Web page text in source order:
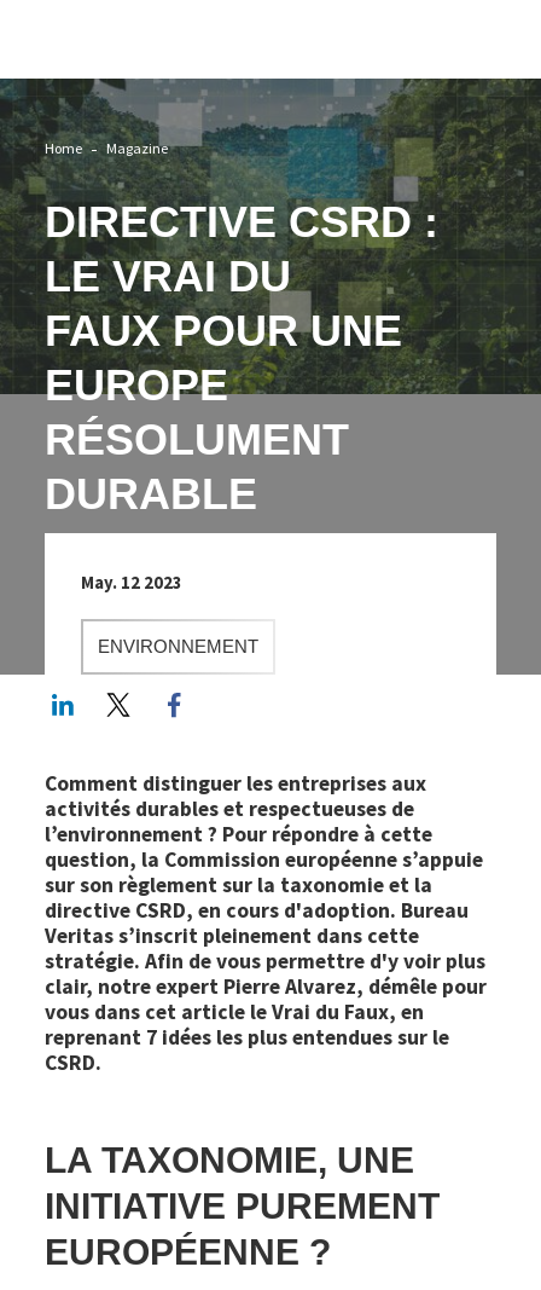
Image
Home Magazine
DIRECTIVE CSRD :
LE VRAI DU
FAUX POUR UNE
EUROPE
RÉSOLUMENT
DURABLE
May. 12 2023
ENVIRONNEMENT
LinkedInTwitter
Comment distinguer les entreprises aux
activités durables et respectueuses de
l’environnement ? Pour répondre à cette
question, la Commission européenne s’appuie
sur son règlement sur la taxonomie et la
directive CSRD, en cours d'adoption. Bureau
Veritas s’inscrit pleinement dans cette
stratégie. Afin de vous permettre d'y voir plus
clair, notre expert Pierre Alvarez, démêle pour
vous dans cet article le Vrai du Faux, en
reprenant 7 idées les plus entendues sur le
CSRD.
LA TAXONOMIE, UNE
INITIATIVE PUREMENT
EUROPÉENNE ?